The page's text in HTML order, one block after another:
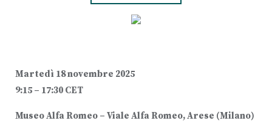
Martedì 18 novembre 2025
9:15 – 17:30 CET
Museo Alfa Romeo – Viale Alfa Romeo, Arese (Milano)